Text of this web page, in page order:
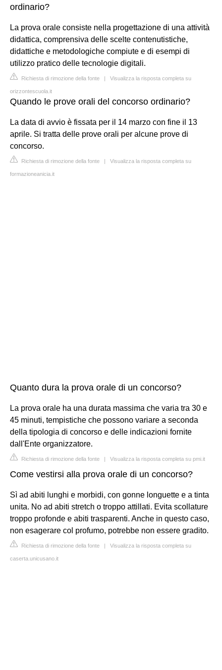
ordinario?
La prova orale consiste nella progettazione di una attività
didattica, comprensiva delle scelte contenutistiche,
didattiche e metodologiche compiute e di esempi di
utilizzo pratico delle tecnologie digitali.
Richiesta di rimozione della fonte | Visualizza la risposta completa su
orizzontescuola.it
Quando le prove orali del concorso ordinario?
La data di avvio è fissata per il 14 marzo con fine il 13
aprile. Si tratta delle prove orali per alcune prove di
concorso.
Richiesta di rimozione della fonte | Visualizza la risposta completa su
formazioneanicia.it
Quanto dura la prova orale di un concorso?
La prova orale ha una durata massima che varia tra 30 e
45 minuti, tempistiche che possono variare a seconda
della tipologia di concorso e delle indicazioni fornite
dall'Ente organizzatore.
Richiesta di rimozione della fonte | Visualizza la risposta completa su pmi.it
Come vestirsi alla prova orale di un concorso?
Sì ad abiti lunghi e morbidi, con gonne longuette e a tinta
unita. No ad abiti stretch o troppo attillati. Evita scollature
troppo profonde e abiti trasparenti. Anche in questo caso,
non esagerare col profumo, potrebbe non essere gradito.
Richiesta di rimozione della fonte | Visualizza la risposta completa su
caserta.unicusano.it